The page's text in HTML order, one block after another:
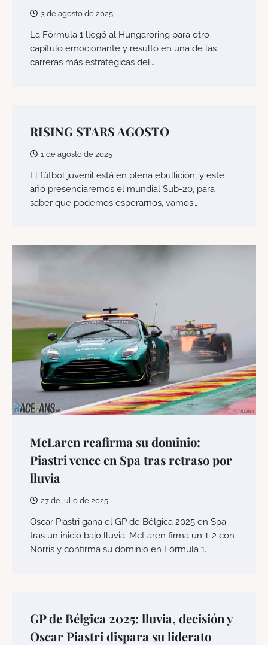
3 de agosto de 2025
La Fórmula 1 llegó al Hungaroring para otro
capítulo emocionante y resultó en una de las
carreras más estratégicas del…
RISING STARS AGOSTO
1 de agosto de 2025
El fútbol juvenil está en plena ebullición, y este
año presenciaremos el mundial Sub-20, para
saber que podemos esperarnos, vamos…
McLaren reafirma su dominio:
Piastri vence en Spa tras retraso por
lluvia
27 de julio de 2025
Oscar Piastri gana el GP de Bélgica 2025 en Spa
tras un inicio bajo lluvia. McLaren firma un 1-2 con
Norris y confirma su dominio en Fórmula 1.
GP de Bélgica 2025: lluvia, decisión y
Oscar Piastri dispara su liderato